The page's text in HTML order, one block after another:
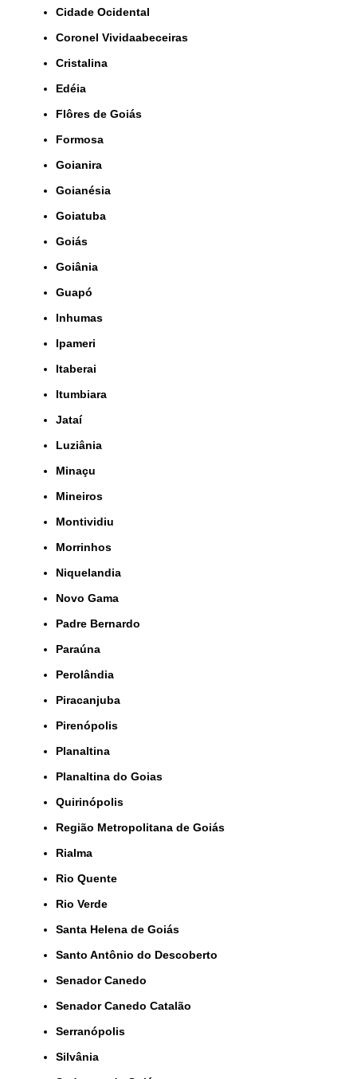
Cidade Ocidental
Coronel Vividaabeceiras
Cristalina
Edéia
Flôres de Goiás
Formosa
Goianira
Goianésia
Goiatuba
Goiás
Goiânia
Guapó
Inhumas
Ipameri
Itaberai
Itumbiara
Jataí
Luziânia
Minaçu
Mineiros
Montividiu
Morrinhos
Niquelandia
Novo Gama
Padre Bernardo
Paraúna
Perolândia
Piracanjuba
Pirenópolis
Planaltina
Planaltina do Goias
Quirinópolis
Região Metropolitana de Goiás
Rialma
Rio Quente
Rio Verde
Santa Helena de Goiás
Santo Antônio do Descoberto
Senador Canedo
Senador Canedo Catalão
Serranópolis
Silvânia